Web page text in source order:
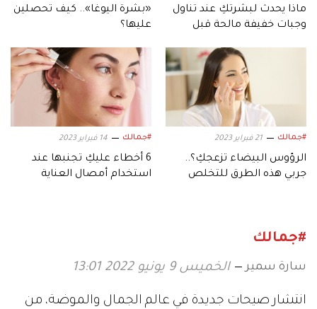
ماذا يحدث لبشرتكِ عند تناول
وجبات خفيفة مالحة قبل
«بشرة اليوغا».. كيف تحصلين
عليها؟
#جمالك 21 فبراير 2023
الرؤوس البيضاء تزعجكِ؟..
جربي هذه الطرق للتخلص
#جمالك 14 فبراير 2023
6 أخطاء عليكِ تجنبها عند
استخدام أمصال العناية
#جمالك
سارة سمير الخميس 9 يونيو 2022 13:01
انتشار صيحات جديدة في عالم الجمال والموضة، من